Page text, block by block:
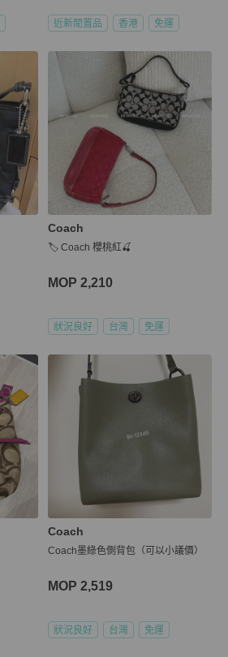
近新閒置品 香港 免運
Coach
🏷️ Coach 櫻桃紅🍒
MOP 2,210
狀況良好 台灣 免運
Coach
Coach墨綠色側背包（可以小議價）
MOP 2,519
狀況良好 台灣 免運